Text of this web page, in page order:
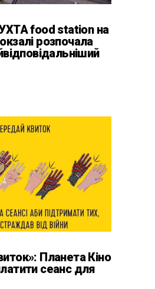
food station на
розпочала
Планета Кіно
сеанс для